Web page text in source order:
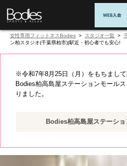
女性専用フィットネスBodies > スタジオ一覧 >
ン柏スタジオ(千葉県柏市)|駅近・初心者でも安心!
※令和7年8月25日（月）をもちまし
Bodies柏高島屋ステーションモール
りました。
Bodies柏高島屋ステーシ